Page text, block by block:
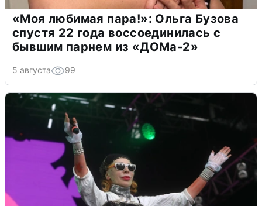
«Моя любимая пара!»: Ольга Бузова
спустя 22 года воссоединилась с
бывшим парнем из «ДОМа-2»
5 августа 99